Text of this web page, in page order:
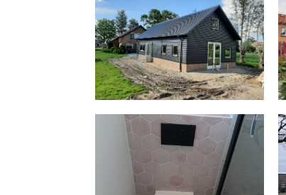
RENOVATIE TOILET EN
BADKAMER
PLAATSEN DAKKAPEL EN
REALISATIE VLIERING EN
SLAAPKAMERS OP DE